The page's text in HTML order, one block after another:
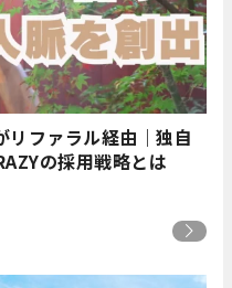
リファラル経由｜独自
の採用戦略とは